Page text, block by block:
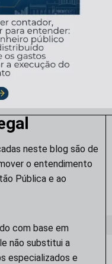
neste blog são de
o entendimento
Pública e ao
com base em
não substitui a
especializados e